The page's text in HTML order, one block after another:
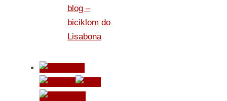
blog –
biciklom do
Lisabona